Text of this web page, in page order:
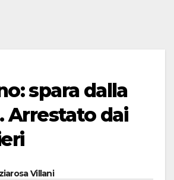
spara dalla
Arrestato dai
Villani